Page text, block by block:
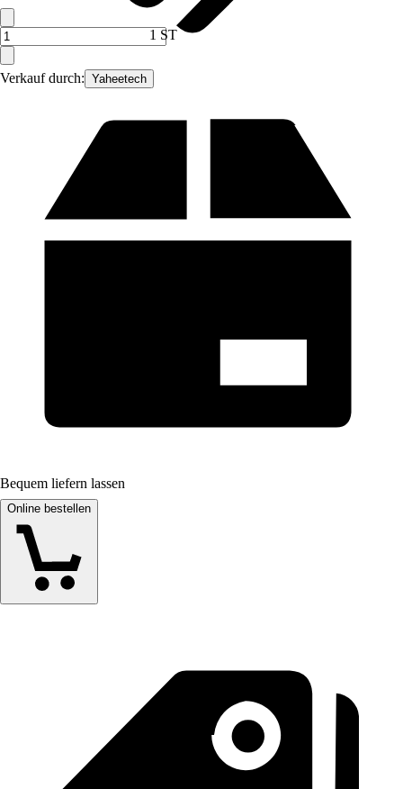
Verkauf durch: Yaheetech
1 ST
Bequem liefern lassen
Online bestellen